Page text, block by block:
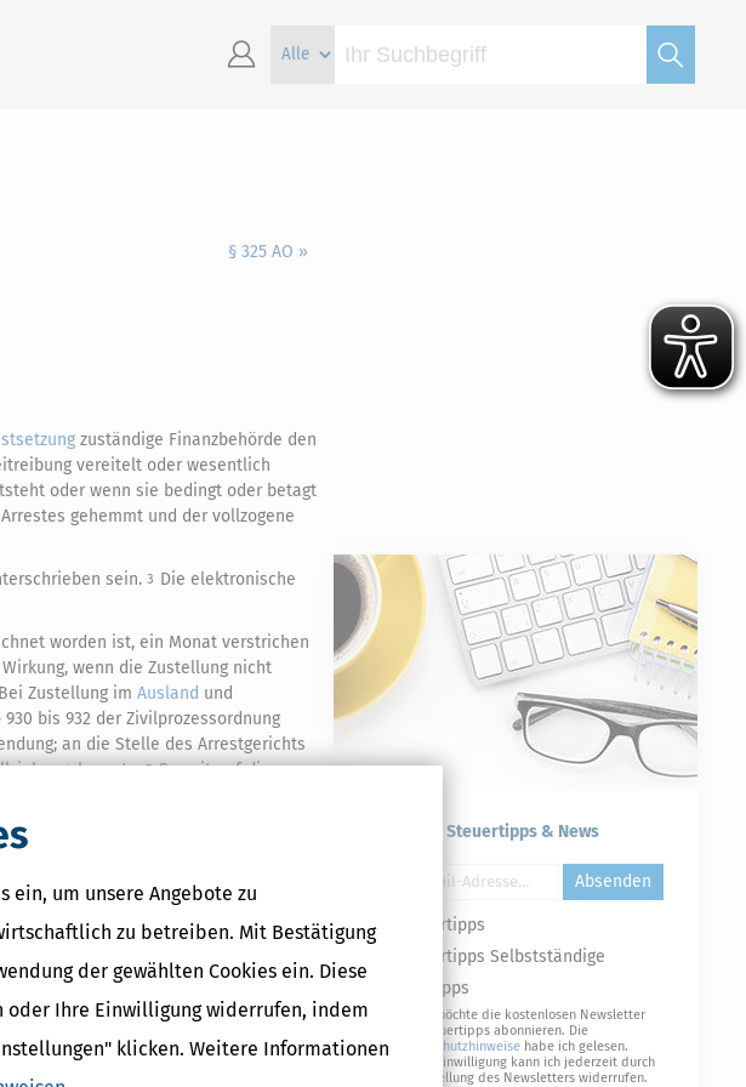
ein, um unsere Angebote zu
zu betreiben. Mit Bestätigung
der gewählten Cookies ein. Diese
oder Ihre Einwilligung widerrufen, indem
klicken. Weitere Informationen
§ 325 AO »
zuständige Finanzbehörde den
vereitelt oder wesentlich
oder wenn sie bedingt oder betagt
gehemmt und der vollzogene
sein. 3 Die elektronische
worden ist, ein Monat verstrichen
wenn die Zustellung nicht
Bei Zustellung im Ausland und
bis 932 der Zivilprozessordnung
an die Stelle des Arrestgerichts
5 Soweit auf die
Kostenlose Steuertipps & News
Absenden
Steuertipps
Steuertipps Selbstständige
Geldtipps
Ja, ich möchte die kostenlosen Newsletter
von Steuertipps abonnieren. Die
Datenschutzhinweise habe ich gelesen.
Meine Einwilligung kann ich jederzeit durch
Abbestellung des Newsletters widerrufen.